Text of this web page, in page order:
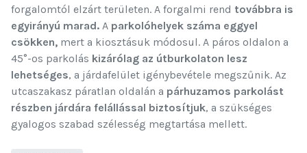
forgalomtól elzárt területen. A forgalmi rend továbbra is
egyirányú marad. A parkolóhelyek száma eggyel
csökken, mert a kiosztásuk módosul. A páros oldalon a
45°-os parkolás kizárólag az útburkolaton lesz
lehetséges, a járdafelület igénybevétele megszűnik. Az
utcaszakasz páratlan oldalán a párhuzamos parkolást
részben járdára felállással biztosítjuk, a szükséges
gyalogos szabad szélesség megtartása mellett.